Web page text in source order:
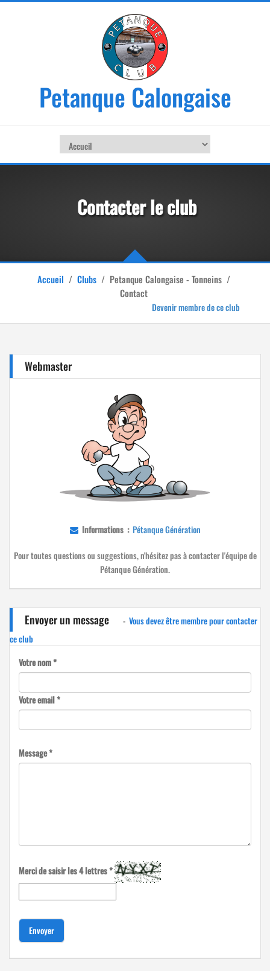
Petanque Calongaise
Contacter le club
Accueil / Clubs / Petanque Calongaise - Tonneins /
Contact
Devenir membre de ce club
Webmaster
Informations : Pétanque Génération
Pour toutes questions ou suggestions, n'hésitez pas à contacter l'équipe de
Pétanque Génération.
Envoyer un message - Vous devez être membre pour contacter
ce club
Votre nom *
Votre email *
Message *
Merci de saisir les 4 lettres *
Envoyer